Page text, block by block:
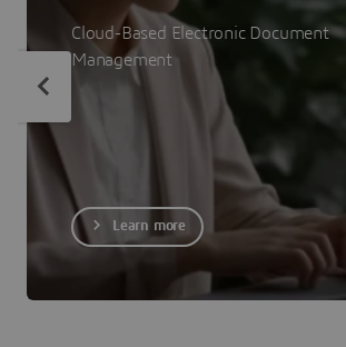
Cloud-Based Electronic Document
Learn more